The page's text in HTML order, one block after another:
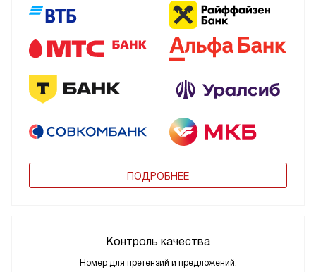
ПОДРОБНЕЕ
Контроль качества
Номер для претензий и предложений: